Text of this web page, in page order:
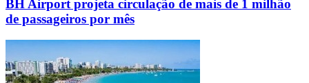
BH Airport projeta circulação de mais de 1 milhão
de passageiros por mês